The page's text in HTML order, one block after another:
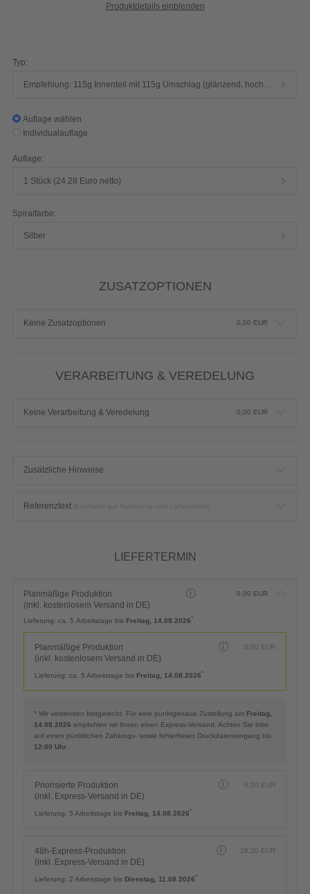
Produktdetails einblenden
Typ:
Auflage wählen
Individualauflage
Auflage:
1 Stück (24,28 Euro netto)
Spiralfarbe:
Silber
ZUSATZOPTIONEN
Keine Zusatzoptionen 0,00 EUR
VERARBEITUNG & VEREDELUNG
Keine Verarbeitung & Veredelung 0,00 EUR
Zusätzliche Hinweise
Referenztext
LIEFERTERMIN
Planmäßige Produktion
(inkl. kostenlosem Versand in DE)
0,00 EUR
Lieferung: ca. 5 Arbeitstage bis Freitag, 14.08.2026*
Planmäßige Produktion
(inkl. kostenlosem Versand in DE)
0,00 EUR
Lieferung: ca. 5 Arbeitstage bis Freitag, 14.08.2026*
* Wir versenden fristgerecht. Für eine punktgenaue Zustellung am Freitag,
14.08.2026 empfehlen wir Ihnen einen Express-Versand. Achten Sie bitte
auf einen pünktlichen Zahlungs- sowie fehlerfreien Druckdateneingang bis
12:00 Uhr
Priorisierte Produktion
(inkl. Express-Versand in DE)
6,50 EUR
Lieferung: 5 Arbeitstage bis Freitag, 14.08.2026*
48h-Express-Produktion
(inkl. Express-Versand in DE)
28,20 EUR
Lieferung: 2 Arbeitstage bis Dienstag, 11.08.2026*